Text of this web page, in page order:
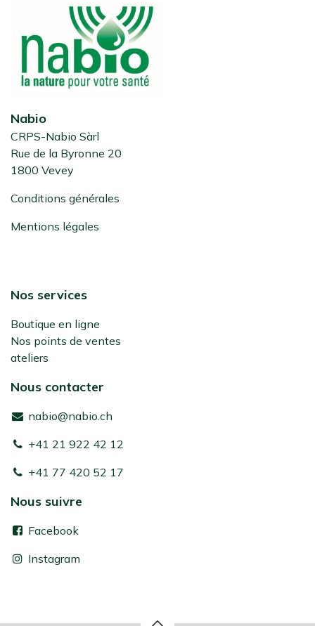
Nabio
CRPS-Nabio Sàrl
Rue de la Byronne 20
1800 Vevey
Conditions générales
Mentions légales
Nos services
Boutique en ligne
Nos points de ventes
ateliers
Nous contacter
nabio@nabio.ch
+41 21 922 42 12
+41 77 420 52 17
Nous suivre
Facebook
Instagram